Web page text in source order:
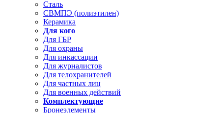
Сталь
СВМПЭ (полиэтилен)
Керамика
Для кого
Для ГБР
Для охраны
Для инкассации
Для журналистов
Для телохранителей
Для частных лиц
Для военных действий
Комплектующие
Бронеэлементы